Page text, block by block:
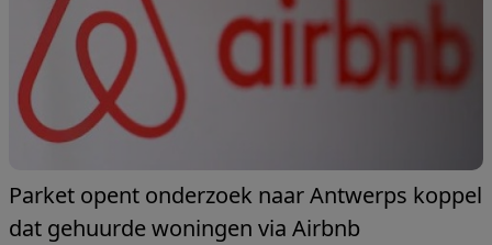
Parket opent onderzoek naar Antwerps koppel
dat gehuurde woningen via Airbnb